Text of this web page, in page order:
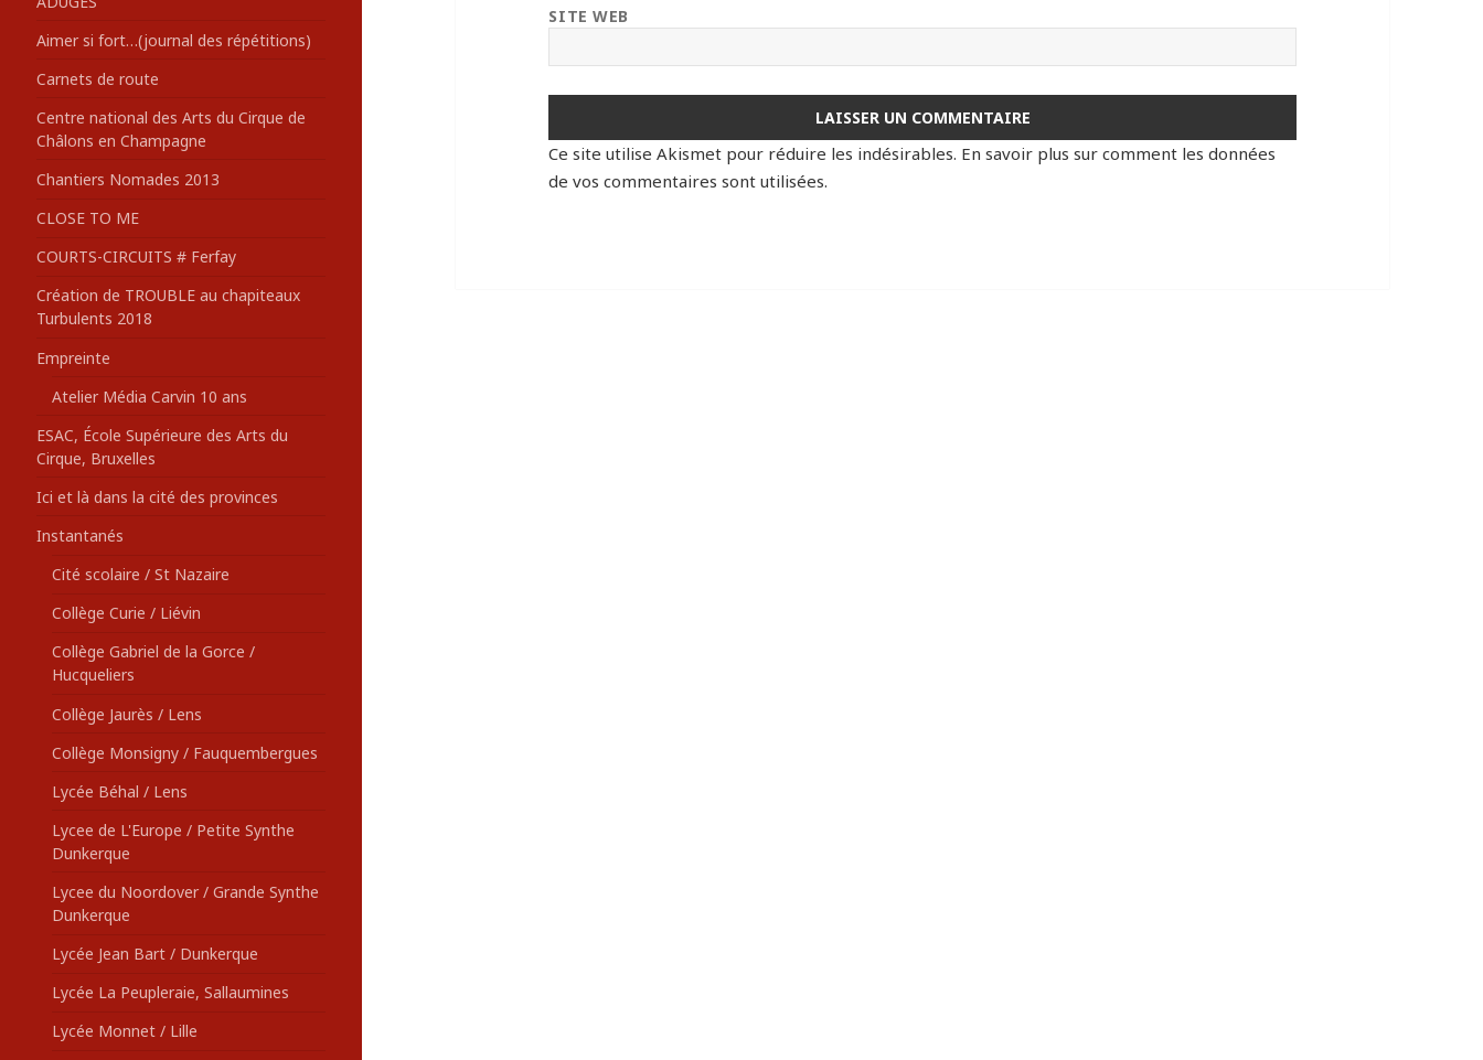
:Aimer si fort…(journal des répétitions)
Carnets de route
Centre national des Arts du Cirque de
Châlons en Champagne
Chantiers Nomades 2013
CLOSE TO ME
COURTS-CIRCUITS # Ferfay
Création de TROUBLE au chapiteaux
Turbulents 2018
Empreinte
Atelier Média Carvin 10 ans
ESAC, École Supérieure des Arts du
Cirque, Bruxelles
Ici et là dans la cité des provinces
Instantanés
Cité scolaire / St Nazaire
Collège Curie / Liévin
Collège Gabriel de la Gorce /
Hucqueliers
Collège Jaurès / Lens
Collège Monsigny / Fauquembergues
Lycée Béhal / Lens
Lycee de L'Europe / Petite Synthe
Dunkerque
Lycee du Noordover / Grande Synthe
Dunkerque
Lycée Jean Bart / Dunkerque
Lycée La Peupleraie, Sallaumines
Lycée Monnet / Lille
SITE WEB
Ce site utilise Akismet pour réduire les indésirables. En savoir plus sur comment les données
de vos commentaires sont utilisées.